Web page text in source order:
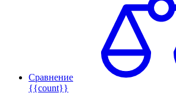
Сравнение
{{count}}